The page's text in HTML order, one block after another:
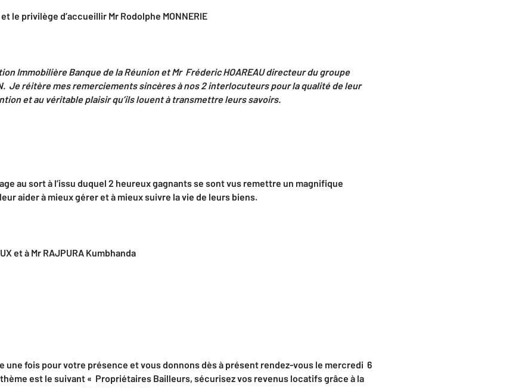
le privilège d’accueillir Mr Rodolphe MONNERIE
Immobilière Banque de la Réunion et Mr Fréderic HOAREAU directeur du groupe
Je réitère mes remerciements sincères à nos 2 interlocuteurs pour la qualité de leur
et au véritable plaisir qu’ils louent à transmettre leurs savoirs.
au sort à l’issu duquel 2 heureux gagnants se sont vus remettre un magnifique
aider à mieux gérer et à mieux suivre la vie de leurs biens.
et à Mr RAJPURA Kumbhanda
une fois pour votre présence et vous donnons dès à présent rendez-vous le mercredi 6
thème est le suivant « Propriétaires Bailleurs, sécurisez vos revenus locatifs grâce à la